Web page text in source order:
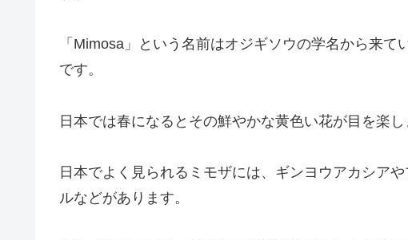
「Mimosa」という名前はオジギソウの学名から来
です。
日本では春になるとその鮮やかな黄色い花が目を楽し
日本でよく見られるミモザには、ギンヨウアカシア
ルなどがあります。